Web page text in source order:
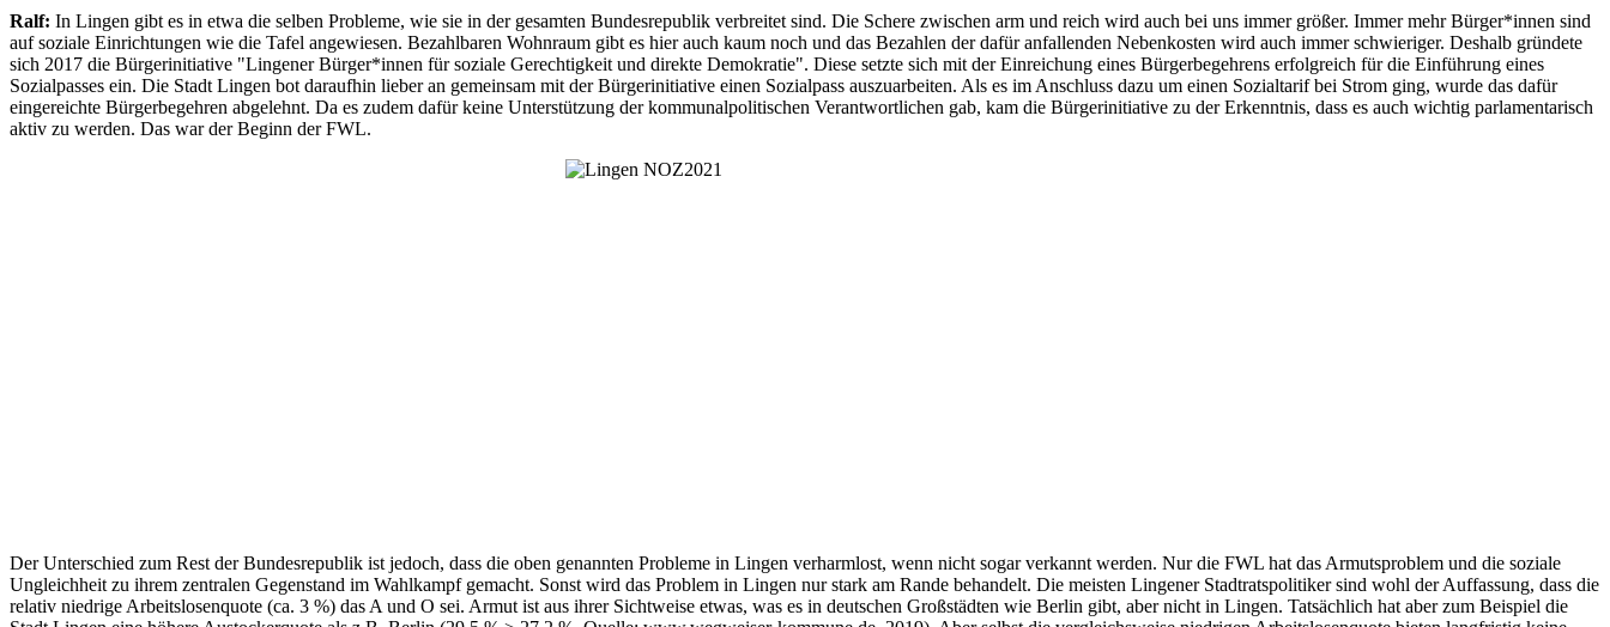
Ralf: In Lingen gibt es in etwa die selben Probleme, wie sie in der gesamten Bundesrepublik verbreitet sind. Die Schere zwischen arm und reich wird auch bei uns immer größer. Immer mehr Bürger*innen sind
auf soziale Einrichtungen wie die Tafel angewiesen. Bezahlbaren Wohnraum gibt es hier auch kaum noch und das Bezahlen der dafür anfallenden Nebenkosten wird auch immer schwieriger. Deshalb gründete
sich 2017 die Bürgerinitiative "Lingener Bürger*innen für soziale Gerechtigkeit und direkte Demokratie". Diese setzte sich mit der Einreichung eines Bürgerbegehrens erfolgreich für die Einführung eines
Sozialpasses ein. Die Stadt Lingen bot daraufhin lieber an gemeinsam mit der Bürgerinitiative einen Sozialpass auszuarbeiten. Als es im Anschluss dazu um einen Sozialtarif bei Strom ging, wurde das dafür
eingereichte Bürgerbegehren abgelehnt. Da es zudem dafür keine Unterstützung der kommunalpolitischen Verantwortlichen gab, kam die Bürgerinitiative zu der Erkenntnis, dass es auch wichtig parlamentarisch
aktiv zu werden. Das war der Beginn der FWL.
Der Unterschied zum Rest der Bundesrepublik ist jedoch, dass die oben genannten Probleme in Lingen verharmlost, wenn nicht sogar verkannt werden. Nur die FWL hat das Armutsproblem und die soziale
Ungleichheit zu ihrem zentralen Gegenstand im Wahlkampf gemacht. Sonst wird das Problem in Lingen nur stark am Rande behandelt. Die meisten Lingener Stadtratspolitiker sind wohl der Auffassung, dass die
relativ niedrige Arbeitslosenquote (ca. 3 %) das A und O sei. Armut ist aus ihrer Sichtweise etwas, was es in deutschen Großstädten wie Berlin gibt, aber nicht in Lingen. Tatsächlich hat aber zum Beispiel die